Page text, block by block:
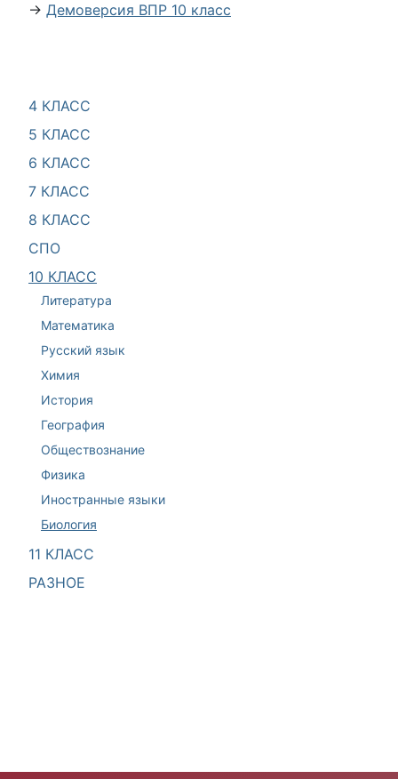
4 КЛАСС
5 КЛАСС
6 КЛАСС
7 КЛАСС
8 КЛАСС
СПО
10 КЛАСС
Литература
Математика
Русский язык
Химия
История
География
Обществознание
Физика
Иностранные языки
Биология
11 КЛАСС
РАЗНОЕ
→ Демоверсия ВПР 10 класс